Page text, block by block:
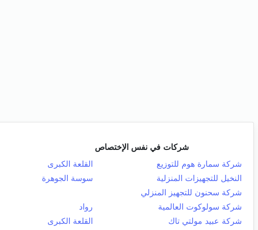
شركات في نفس الإختصاص
شركة سمارة هوم للتوزيع
القلعة الكبرى
النخيل للتجهيزات المنزلية
سوسة الجوهرة
شركة سحنون للتجهيز المنزلي
شركة سولوكوت العالمية
رواد
شركة عبيد مولتي تاك
القلعة الكبرى